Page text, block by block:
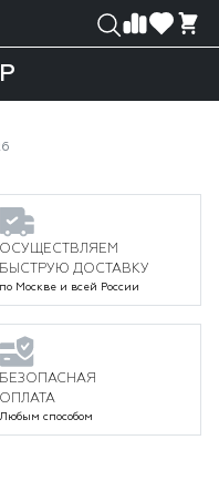
ОСУЩЕСТВЛЯЕМ
БЫСТРУЮ ДОСТАВКУ
по Москве и всей России
БЕЗОПАСНАЯ
ОПЛАТА
Любым способом